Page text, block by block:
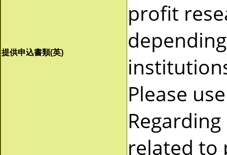
提供申込書類(英)
profit
Please
related to